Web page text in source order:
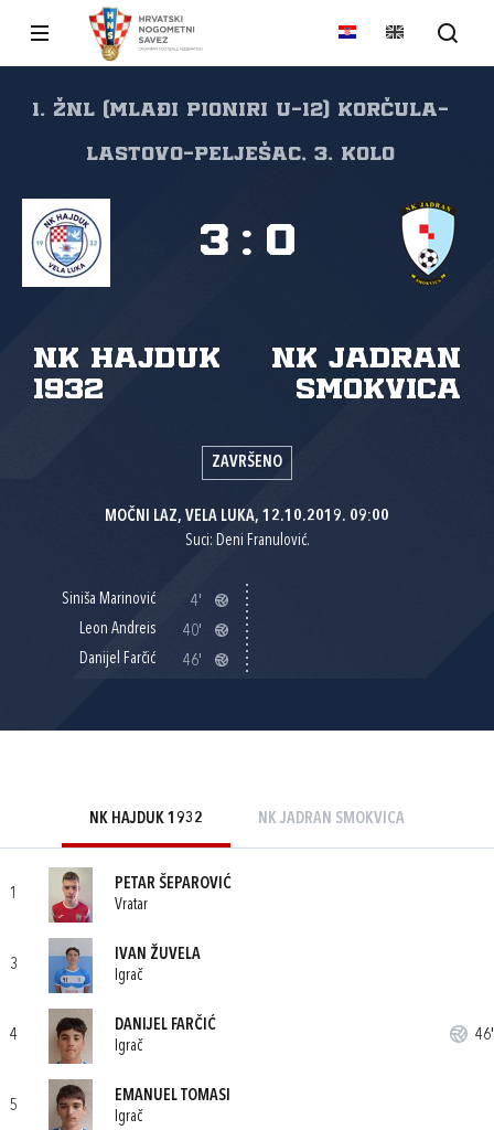
1. ŽNL (mlađi pioniri U-12) Korčula-
Lastovo-Pelješac, 3. kolo
NK Hajduk
1932
NK Jadran
Smokvica
3 : 0
ZAVRŠENO
MOČNI LAZ, VELA LUKA, 12.10.2019. 09:00
Suci: Deni Franulović.
Siniša Marinović
4'
Leon Andreis
40'
Danijel Farčić
46'
NK HAJDUK 1932 NK JADRAN SMOKVICA
1
PETAR ŠEPAROVIĆ
Vratar
3
IVAN ŽUVELA
Igrač
4
DANIJEL FARČIĆ
Igrač
46'
5
EMANUEL TOMASI
Igrač